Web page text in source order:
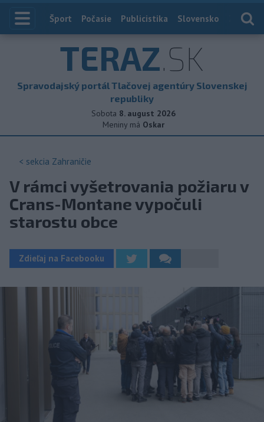
Index
Šport Počasie Publicistika Slovensko
TERAZ.SK
Spravodajský portál Tlačovej agentúry Slovenskej
republiky
Sobota 8. august 2026
Meniny má Oskar
< sekcia Zahraničie
V rámci vyšetrovania požiaru v
Crans-Montane vypočuli
starostu obce
Zdieľaj na Facebooku